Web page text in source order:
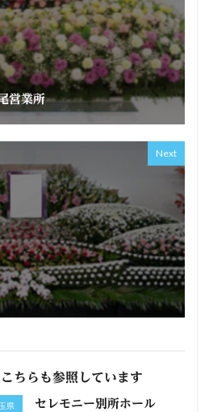
営業所
Next
ちらも参照しています
県 セレモニー別所ホール